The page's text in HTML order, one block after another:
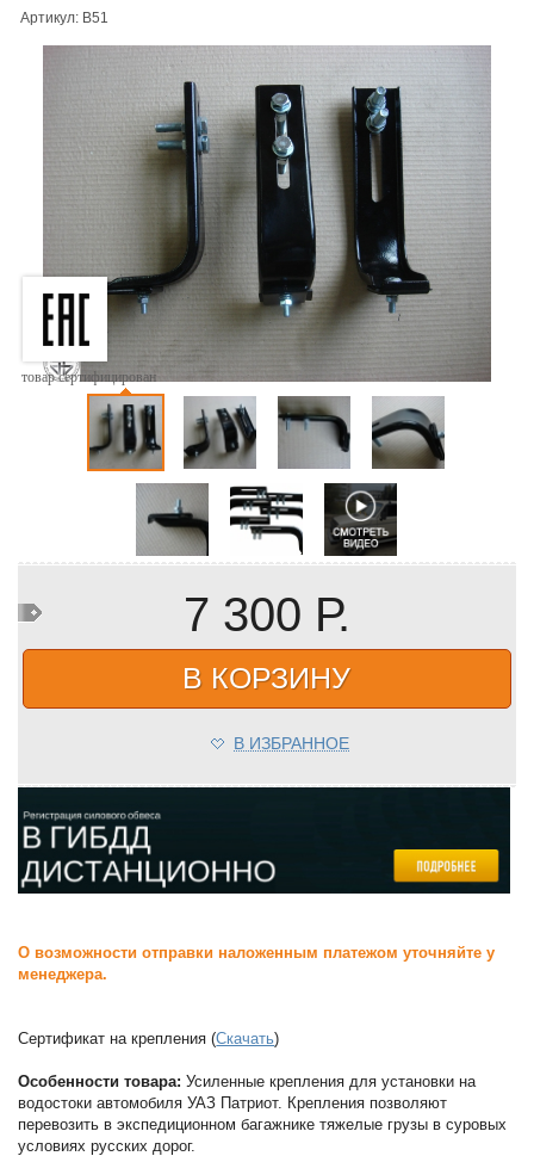
Артикул: B51
товар сертифицирован
7 300 Р.
В КОРЗИНУ
В ИЗБРАННОЕ
О возможности отправки наложенным платежом уточняйте у
менеджера.
Сертификат на крепления (Скачать)
Особенности товара: Усиленные крепления для установки на
водостоки автомобиля УАЗ Патриот. Крепления позволяют
перевозить в экспедиционном багажнике тяжелые грузы в суровых
условиях русских дорог.